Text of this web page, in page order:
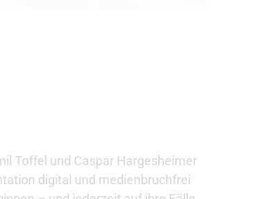
Toffel und Caspar Hargesheimer
digital und medienbruchfrei